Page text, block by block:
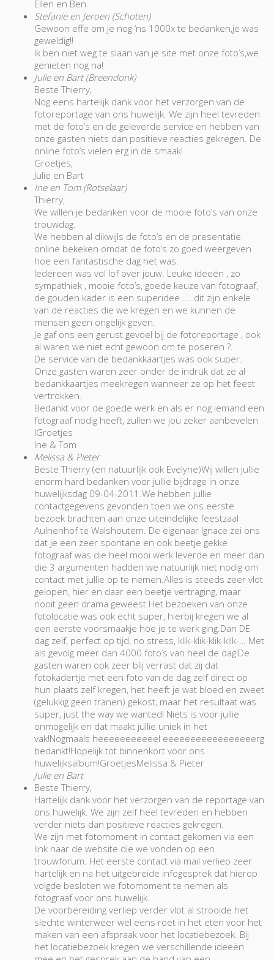
Ellen en Ben
Stefanie en Jeroen (Schoten)
Gewoon effe om je nog ‘ns 1000x te bedanken,je was
geweldig!!
Ik ben niet weg te slaan van je site met onze foto’s,we
genieten nog na!
Julie en Bart (Breendonk)
Beste Thierry,
Nog eens hartelijk dank voor het verzorgen van de
fotoreportage van ons huwelijk. We zijn heel tevreden
met de foto’s en de geleverde service en hebben van
onze gasten niets dan positieve reacties gekregen. De
online foto’s vielen erg in de smaak!
Groetjes,
Julie en Bart
Ine en Tom (Rotselaar)
Thierry,
We willen je bedanken voor de mooie foto’s van onze
trouwdag.
We hebben al dikwijls de foto’s en de presentatie
online bekeken omdat de foto’s zo goed weergeven
hoe een fantastische dag het was.
Iedereen was vol lof over jouw. Leuke ideeën , zo
sympathiek , mooie foto’s, goede keuze van fotograaf,
de gouden kader is een superidee …. dit zijn enkele
van de reacties die we kregen en we kunnen de
mensen geen ongelijk geven.
Je gaf ons een gerust gevoel bij de fotoreportage , ook
al waren we niet echt gewoon om te poseren ?.
De service van de bedankkaartjes was ook super.
Onze gasten waren zeer onder de indruk dat ze al
bedankkaartjes meekregen wanneer ze op het feest
vertrokken.
Bedankt voor de goede werk en als er nog iemand een
fotograaf nodig heeft, zullen we jou zeker aanbevelen
!Groetjes
Ine & Tom
Melissa & Pieter
Beste Thierry (en natuurlijk ook Evelyne)Wij willen jullie
enorm hard bedanken voor jullie bijdrage in onze
huwelijksdag 09-04-2011.We hebben jullie
contactgegevens gevonden toen we ons eerste
bezoek brachten aan onze uiteindelijke feestzaal
Aulnenhof te Walshoutem. De eigenaar Ignace zei ons
dat je een zeer spontane en ook beetje gekke
fotograaf was die heel mooi werk leverde en meer dan
die 3 argumenten hadden we natuurlijk niet nodig om
contact met jullie op te nemen.Alles is steeds zeer vlot
gelopen, hier en daar een beetje vertraging, maar
nooit geen drama geweest.Het bezoeken van onze
fotolocatie was ook echt super, hierbij kregen we al
een eerste voorsmaakje hoe je te werk ging.Dan DE
dag zelf, perfect op tijd, no stress, klik-klik-klik-klik-… Met
als gevolg meer dan 4000 foto’s van heel de dag!De
gasten waren ook zeer blij verrast dat zij dat
fotokadertje met een foto van de dag zelf direct op
hun plaats zelf kregen, het heeft je wat bloed en zweet
(gelukkig geen tranen) gekost, maar het resultaat was
super, just the way we wanted! Niets is voor jullie
onmogelijk en dat maakt jullie uniek in het
vak!Nogmaals heeeeeeeeeeel eeeeeeeeeeeeeeeeerg
bedankt!Hopelijk tot binnenkort voor ons
huwelijksalbum!GroetjesMelissa & Pieter
Julie en Bart
Beste Thierry,
Hartelijk dank voor het verzorgen van de reportage van
ons huwelijk. We zijn zelf heel tevreden en hebben
verder niets dan positieve reacties gekregen.
We zijn met fotomoment in contact gekomen via een
link naar de website die we vonden op een
trouwforum. Het eerste contact via mail verliep zeer
hartelijk en na het uitgebreide infogesprek dat hierop
volgde besloten we fotomoment te nemen als
fotograaf voor ons huwelijk.
De voorbereiding verliep verder vlot al strooide het
slechte winterweer wel eens roet in het eten voor het
maken van een afspraak voor het locatiebezoek. Bij
het locatiebezoek kregen we verschillende ideeën